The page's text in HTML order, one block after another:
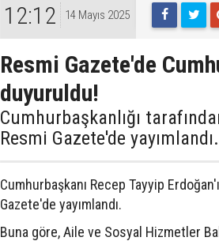
12:12 14 Mayıs 2025
Resmi Gazete'de
duyuruldu!
Cumhurbaşkanlığı
Resmi Gazete'de yayımlandı.
Cumhurbaşkanı Recep Tayyip
Gazete'de yayımlandı.
Buna göre, Aile ve Sosyal Hizmetler